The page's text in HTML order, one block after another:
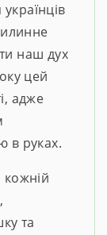
наш дух
цей
адже
в руках.
та